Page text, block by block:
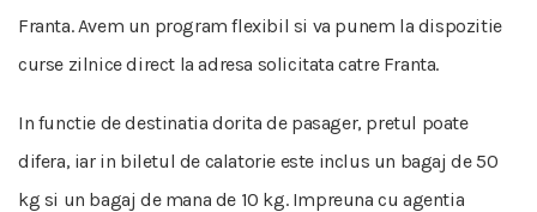
Franta. Avem un program flexibil si va punem la dispozitie
curse zilnice direct la adresa solicitata catre Franta.
In functie de destinatia dorita de pasager, pretul poate
difera, iar in biletul de calatorie este inclus un bagaj de 50
kg si un bagaj de mana de 10 kg. Impreuna cu agentia